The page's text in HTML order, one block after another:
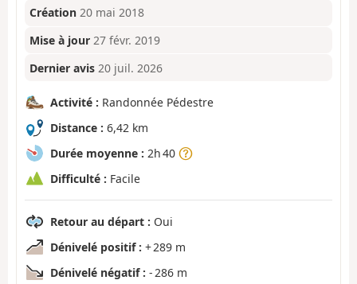
Création 20 mai 2018
Mise à jour 27 févr. 2019
Dernier avis 20 juil. 2026
Activité : Randonnée Pédestre
Distance : 6,42 km
Durée moyenne : 2h 40
Difficulté : Facile
Retour au départ : Oui
Dénivelé positif : + 289 m
Dénivelé négatif : - 286 m